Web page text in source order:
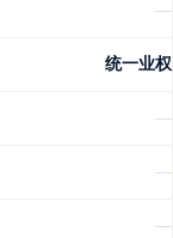
—
统一业权
—
—
—